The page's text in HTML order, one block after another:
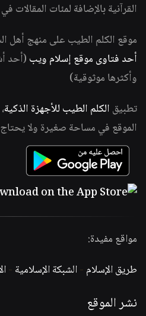
القرآنية بالإضافة لمئات المقالات
موقع الكلم الطيب على منهج أهل
أحد فتاوى موقع إسلام ويب (أحد
وأكثرها موثوقية)
تطبيق الكلم الطيب للأجهزة الذكية
الموقع في مساحة صغيرة ولا يحتاج
مواقع مفيدة:
طريق الإسلام -الشبكة الإسلامية -
نشر الموقع